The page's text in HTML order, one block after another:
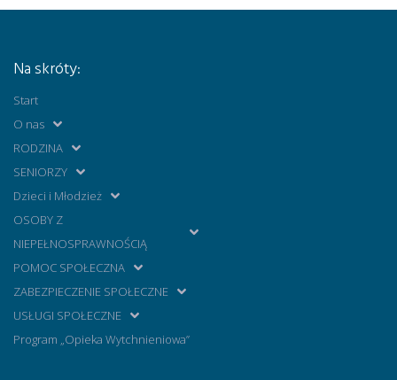
Na skróty:
Start
O nas
RODZINA
SENIORZY
Dzieci i Młodzież
OSOBY Z
NIEPEŁNOSPRAWNOŚCIĄ
POMOC SPOŁECZNA
ZABEZPIECZENIE SPOŁECZNE
USŁUGI SPOŁECZNE
Program „Opieka Wytchnieniowa”